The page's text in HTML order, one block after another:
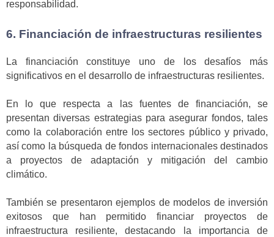
responsabilidad.
6. Financiación de infraestructuras resilientes
La financiación constituye uno de los desafíos más
significativos en el desarrollo de infraestructuras resilientes.
En lo que respecta a las fuentes de financiación, se
presentan diversas estrategias para asegurar fondos, tales
como la colaboración entre los sectores público y privado,
así como la búsqueda de fondos internacionales destinados
a proyectos de adaptación y mitigación del cambio
climático.
También se presentaron ejemplos de modelos de inversión
exitosos que han permitido financiar proyectos de
infraestructura resiliente, destacando la importancia de